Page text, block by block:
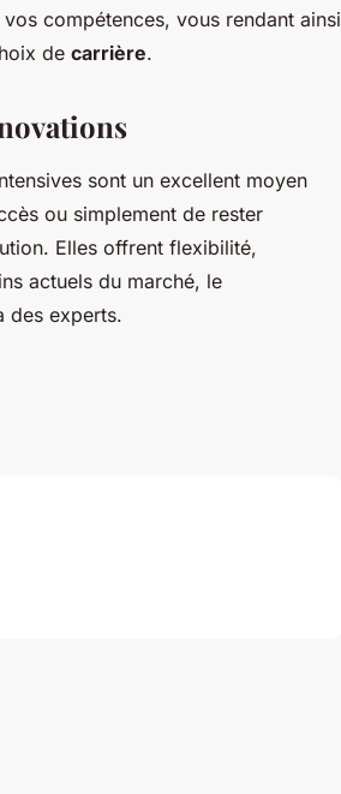
compétences, vous rendant ainsi
de carrière.
sont un excellent moyen
ou simplement de rester
Elles offrent flexibilité,
actuels du marché, le
des experts.